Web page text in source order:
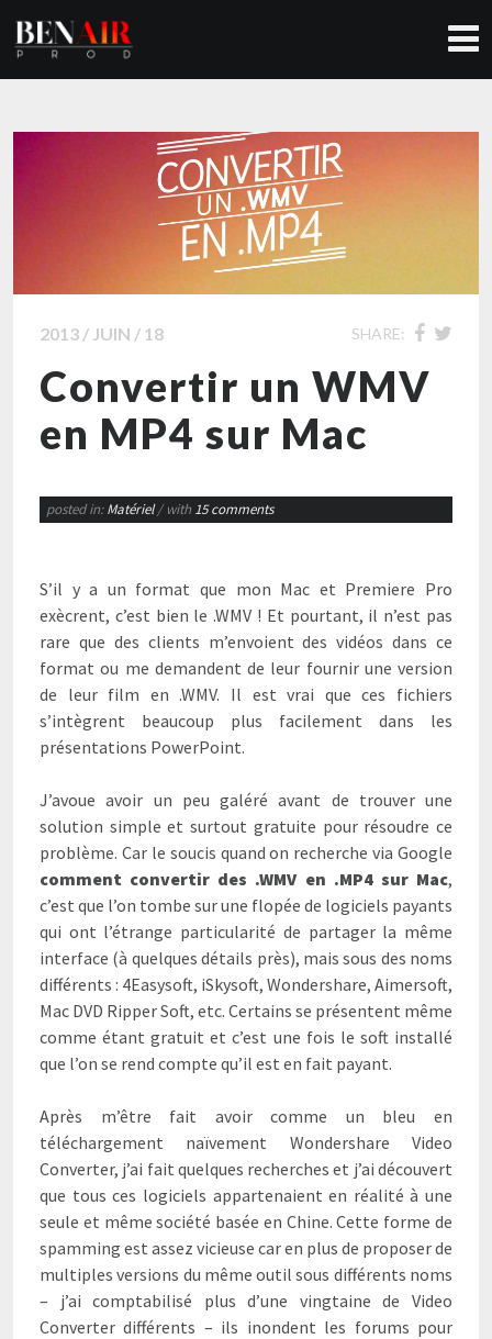
2013 / JUIN / 18 SHARE:
Convertir un WMV
en MP4 sur Mac
posted in:Matériel / with 15 comments
S’il y a un format que mon Mac et Premiere Pro
exècrent, c’est bien le .WMV ! Et pourtant, il n’est pas
rare que des clients m’envoient des vidéos dans ce
formatou me demandent de leur fournir une version
de leur film en .WMV. Il est vrai que ces fichiers
s’intègrent beaucoup plus facilement dans les
présentations PowerPoint.
J’avoue avoir un peu galéré avant de trouver une
solution simple et surtout gratuite pour résoudre ce
problème. Car le soucis quand on recherche via Google
comment convertir des .WMV en .MP4 sur Mac,
c’est que l’on tombe sur une flopée de logiciels payants
qui ont l’étrange particularité de partager la même
interface (à quelques détails près), mais sous des noms
différents : 4Easysoft, iSkysoft, Wondershare, Aimersoft,
Mac DVD Ripper Soft, etc. Certains se présentent même
comme étant gratuit et c’est une fois le soft installé
que l’on se rend compte qu’il est en fait payant.
Après m’être fait avoir comme un bleu en
téléchargement naïvement Wondershare Video
Converter, j’ai fait quelques recherches et j’ai découvert
que tous ces logiciels appartenaient en réalité à une
seule et même société basée en Chine. Cette forme de
spamming est assez vicieuse car en plus de proposer de
multiples versions du même outil sous différents noms
– j’ai comptabilisé plus d’une vingtaine de Video
Converter différents – ils inondent les forums pour